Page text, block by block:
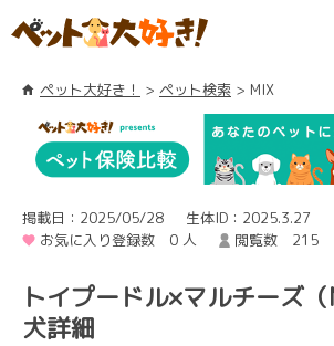
ペット大好き！ ペット検索 MIX
掲載日：2025/05/28
生体ID：2025.3.27
お気に入り登録数 0 人
閲覧数 215
トイプードル×マルチーズ
犬詳細